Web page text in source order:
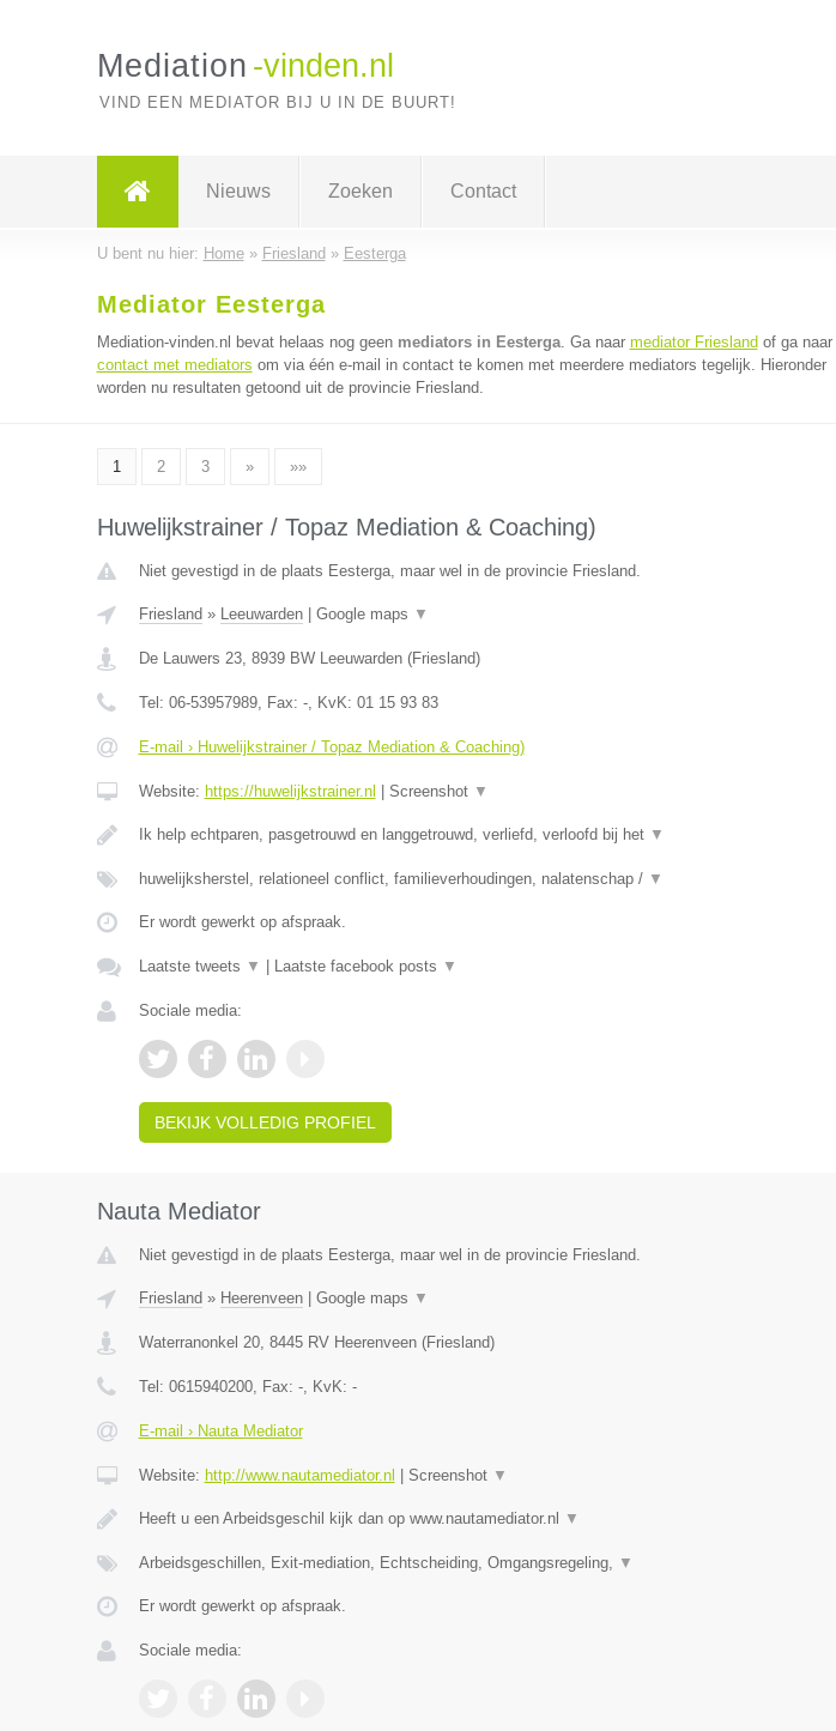
Mediation -vinden.nl
VIND EEN MEDIATOR BIJ U IN DE BUURT!
Nieuws Zoeken Contact
U bent nu hier: Home» Friesland » Eesterga
Mediator Eesterga
Mediation-vinden.nl bevat helaas nog geen mediators in Eesterga. Ga naar mediator Friesland of ga naar
contact met mediators om via één e-mail in contact te komen met meerdere mediators tegelijk. Hieronder
worden nu resultaten getoond uit de provincie Friesland.
1 2 3 » »»
Huwelijkstrainer / Topaz Mediation & Coaching)
Niet gevestigd in de plaats Eesterga, maar wel in de provincie Friesland.
Friesland » Leeuwarden| Google maps ▼
De Lauwers 23, 8939 BW Leeuwarden(Friesland)
Tel: 06-53957989, Fax: -, KvK: 01 15 93 83
E-mail › Huwelijkstrainer / Topaz Mediation & Coaching)
Website: https://huwelijkstrainer.nl Screenshot ▼
Ik help echtparen, pasgetrouwd en langgetrouwd, verliefd, verloofd bij het ▼
huwelijksherstel, relationeel conflict, familieverhoudingen, nalatenschap / ▼
Er wordt gewerkt op afspraak.
Laatste tweets ▼ Laatste facebook posts ▼
Sociale media:
BEKIJK VOLLEDIG PROFIEL
Nauta Mediator
Niet gevestigd in de plaats Eesterga, maar wel in de provincie Friesland.
Friesland » Heerenveen| Google maps ▼
Waterranonkel 20, 8445 RV Heerenveen(Friesland)
Tel: 0615940200, Fax: -, KvK: -
E-mail › Nauta Mediator
Website: http://www.nautamediator.nl Screenshot ▼
Heeft u een Arbeidsgeschil kijk dan op www.nautamediator.nl ▼
Arbeidsgeschillen, Exit-mediation, Echtscheiding, Omgangsregeling, ▼
Er wordt gewerkt op afspraak.
Sociale media: